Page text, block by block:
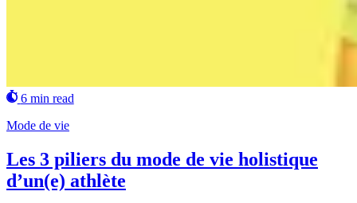
6 min read
Mode de vie
Les 3 piliers du mode de vie holistique
d’un(e) athlète